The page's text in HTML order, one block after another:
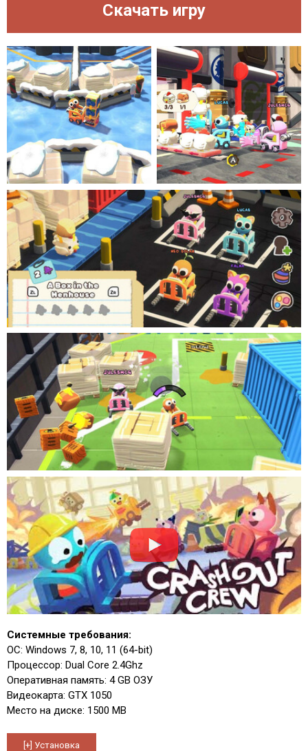
Скачать игру
Системные требования:
ОС: Windows 7, 8, 10, 11 (64-bit)
Процессор: Dual Core 2.4Ghz
Оперативная память: 4 GB ОЗУ
Видеокарта: GTX 1050
Место на диске: 1500 MB